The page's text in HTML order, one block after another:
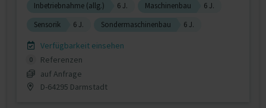
Inbetriebnahme (allg.) 6 J. Maschinenbau
6 J.
Sensorik
6 J. Sondermaschinenbau 6 J.
Verfügbarkeit einsehen
0
Referenzen
auf Anfrage
D-64295 Darmstadt